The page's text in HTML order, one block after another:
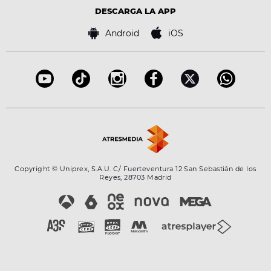
Bases de concursos
DESCARGA LA APP
Android iOS
Copyright © Uniprex, S.A.U. C/ Fuerteventura 12 San Sebastián de los
Reyes, 28703 Madrid